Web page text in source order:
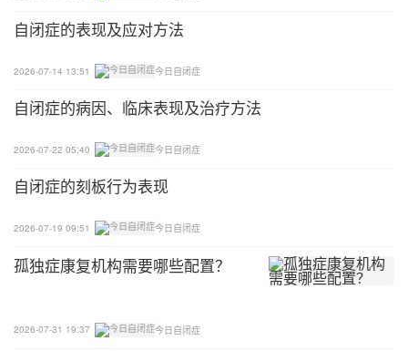
字的学习]之完成。所以，对于孩子沈迷的读、写之
行动，以此做为基础，然后加上[奖品]之辅助使用，
同时进行弹性的[数字的学习]才是理想之策。
所形成的行动，可成为其它行动的线索。相反地，利
用其它行动的线索，再来做适切的行动，要以此方式
交替地做。换言之，这不是孤立的能力训练，而是要
自闭症的表现及应对方法
2026-07-14 13:51 今日自闭症
自闭症的病因、临床表现及治疗方法
2026-07-22 05:40 今日自闭症
自闭症的刻板行为表现
2026-07-19 09:51 今日自闭症
孤独症康复机构需要哪些配置？
2026-07-31 19:37 今日自闭症